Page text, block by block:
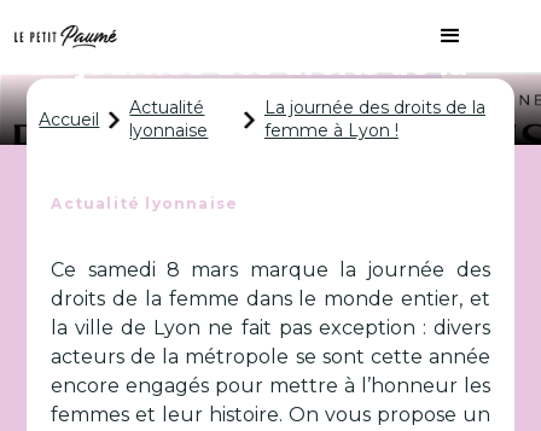
La journée des droits de la
femme à Lyon !
Accueil
Actualité
lyonnaise
La journée des droits de la
femme à Lyon !
Actualité lyonnaise
Ce samedi 8 mars marque la journée des
droits de la femme dans le monde entier, et
la ville de Lyon ne fait pas exception : divers
acteurs de la métropole se sont cette année
encore engagés pour mettre à l’honneur les
femmes et leur histoire. On vous propose un